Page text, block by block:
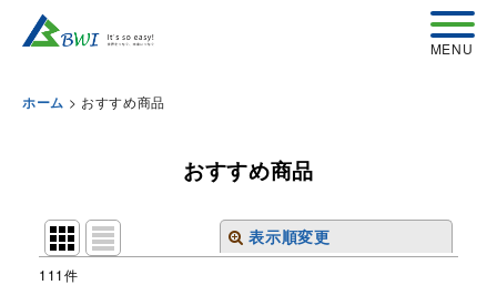
ホーム > おすすめ商品
おすすめ商品
表示順変更
111件